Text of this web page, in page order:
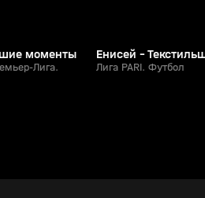
моменты
Лига.
Енисей -
Лига PARI. Футбол